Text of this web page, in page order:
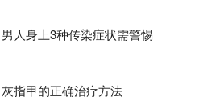
男人身上3种传染症状需警惕
灰指甲的正确治疗方法